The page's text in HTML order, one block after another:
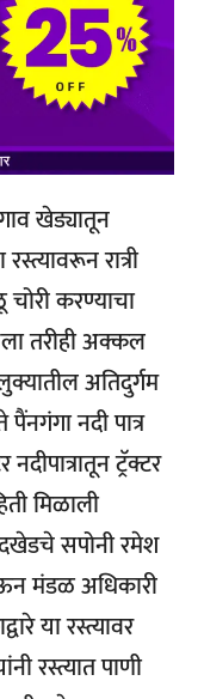
खेड्यातून
रात्री
करण्याचा
तरीही अक्कल
अतिदुर्गम
नदी पात्र
ट्रॅक्टर
मिळाली
सपोनी रमेश
मंडळ अधिकारी
या रस्त्यावर
रस्त्यात पाणी